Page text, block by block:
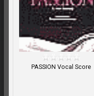
PASSION Vocal Score